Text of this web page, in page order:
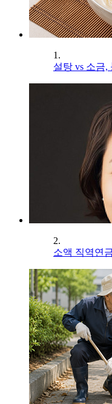
1.
설탕 vs 소금,
2.
소액 직역연